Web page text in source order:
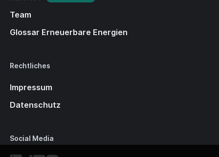
Team
Glossar Erneuerbare Energien
Rechtliches
Impressum
Datenschutz
Social Media